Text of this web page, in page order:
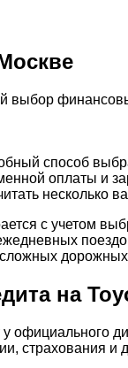
выбор
способ
оплаты и
несколько
с учетом
на
официального
страхования и